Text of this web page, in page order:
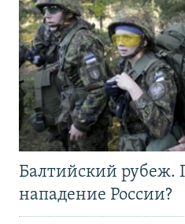
Балтийский рубеж.
нападение России?